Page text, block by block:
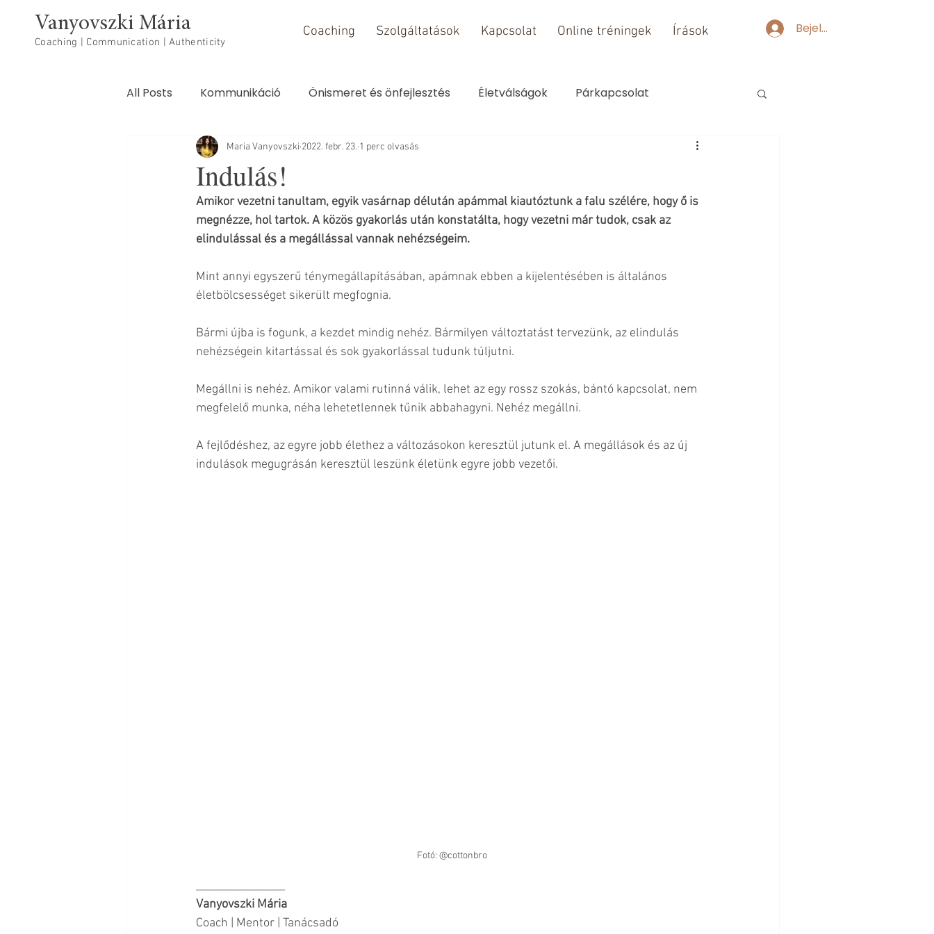
Vanyovszki Mária
Coaching | Communication | Authenticity
Coaching Szolgáltatások Kapcsolat Online tréningek Írások Bejelentkezés
All Posts Kommunikáció Önismeret és önfejlesztés Életválságok Párkapcsolat
Testi-lelki egészség
Indulás!
Maria Vanyovszki 2022. febr. 23. 1 perc olvasás
Amikor vezetni tanultam, egyik vasárnap délután apámmal kiautóztunk a falu szélére, hogy ő is
megnézze, hol tartok. A közös gyakorlás után konstatálta, hogy vezetni már tudok, csak az
elindulással és a megállással vannak nehézségeim.
Mint annyi egyszerű ténymegállapításában, apámnak ebben a kijelentésében is általános
életbölcsességet sikerült megfognia.
Bármi újba is fogunk, a kezdet mindig nehéz. Bármilyen változtatást tervezünk, az elindulás
nehézségein kitartással és sok gyakorlással tudunk túljutni.
Megállni is nehéz. Amikor valami rutinná válik, lehet az egy rossz szokás, bántó kapcsolat, nem
megfelelő munka, néha lehetetlennek tűnik abbahagyni. Nehéz megállni.
A fejlődéshez, az egyre jobb élethez a változásokon keresztül jutunk el. A megállások és az új
indulások megugrásán keresztül leszünk életünk egyre jobb vezetői.
Fotó: @cottonbro
________________
Vanyovszki Mária
Coach | Mentor | Tanácsadó